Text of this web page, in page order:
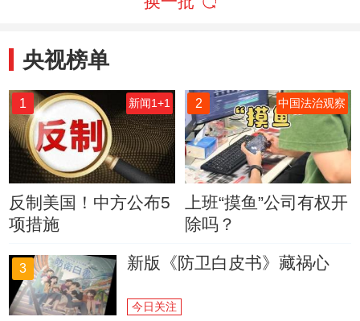
央视榜单
1 新闻1+1
反制美国！中方公布5
项措施
2 中国法治观察
上班“摸鱼”公司有权开
除吗？
3 新版《防卫白皮书》藏祸心
今日关注